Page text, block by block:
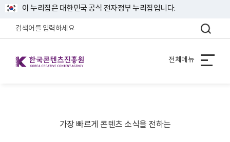
이 누리집은 대한민국 공식 전자정부 누리집입니다.
한국콘텐츠진흥원 KOREA CREATIVE CONTENT AGENCY 전체메뉴
가장 빠르게 콘텐츠 소식을 전하는